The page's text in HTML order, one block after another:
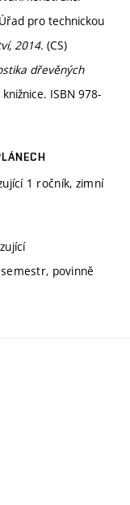
pro technickou
2014. (CS)
dřevěných
ISBN 978-
1 ročník, zimní
povinně